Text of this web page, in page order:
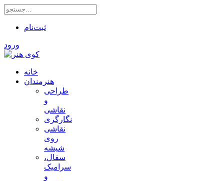
ثبت‌نام
ورود
خانه
هنرمندان
طراحی
و
نقاشی
نگارگری
نقاشی
روی
شیشه
سفال،
سرامیک
و